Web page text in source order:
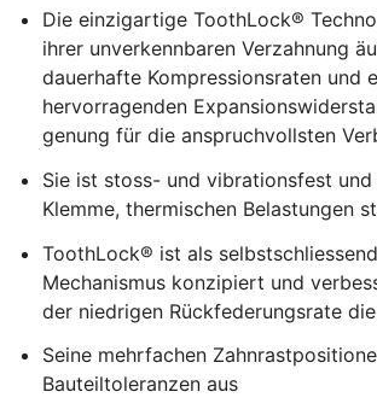
Die einzigartige ToothLock®
ihrer unverkennbaren Verzahnung
dauerhafte Kompressionsraten und
hervorragenden
genung für die anspruchvollsten
Sie ist stoss- und vibrationsfest
Klemme, thermischen Belastungen
ToothLock® ist als
Mechanismus konzipiert und
der niedrigen Rückfederungsrate
Seine mehrfachen
Bauteiltoleranzen aus